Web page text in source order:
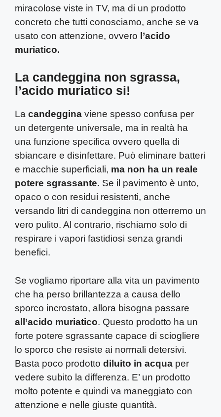
miracolose viste in TV, ma di un prodotto
concreto che tutti conosciamo, anche se va
usato con attenzione, ovvero l’acido
muriatico.
La candeggina non sgrassa,
l’acido muriatico si!
La candeggina viene spesso confusa per
un detergente universale, ma in realtà ha
una funzione specifica ovvero quella di
sbiancare e disinfettare. Può eliminare batteri
e macchie superficiali, ma non ha un reale
potere sgrassante. Se il pavimento è unto,
opaco o con residui resistenti, anche
versando litri di candeggina non otterremo un
vero pulito. Al contrario, rischiamo solo di
respirare i vapori fastidiosi senza grandi
benefici.
Se vogliamo riportare alla vita un pavimento
che ha perso brillantezza a causa dello
sporco incrostato, allora bisogna passare
all’acido muriatico. Questo prodotto ha un
forte potere sgrassante capace di sciogliere
lo sporco che resiste ai normali detersivi.
Basta poco prodotto diluito in acqua per
vedere subito la differenza. E’ un prodotto
molto potente e quindi va maneggiato con
attenzione e nelle giuste quantità.